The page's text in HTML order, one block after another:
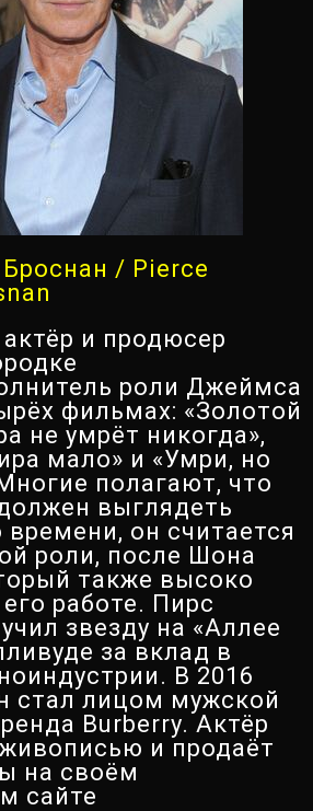
/ Pierce
и продюсер
роли Джеймса
фильмах: «Золотой
не умрёт никогда»,
мало» и «Умри, но
полагают, что
выглядеть
он считается
роли, после Шона
также высоко
работе. Пирс
звезду на «Аллее
за вклад в
В 2016
стал лицом мужской
Burberry. Актёр
и продаёт
на своём
сайте